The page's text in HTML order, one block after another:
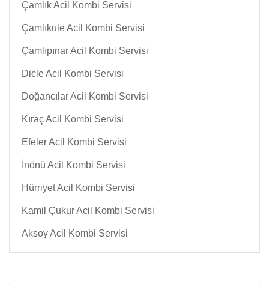
Çamlık Acil Kombi Servisi
Çamlıkule Acil Kombi Servisi
Çamlıpınar Acil Kombi Servisi
Dicle Acil Kombi Servisi
Doğancılar Acil Kombi Servisi
Kıraç Acil Kombi Servisi
Efeler Acil Kombi Servisi
İnönü Acil Kombi Servisi
Hürriyet Acil Kombi Servisi
Kamil Çukur Acil Kombi Servisi
Aksoy Acil Kombi Servisi